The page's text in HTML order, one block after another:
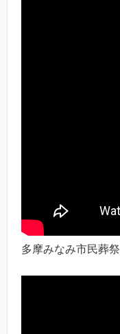
多摩みなみ市民葬祭